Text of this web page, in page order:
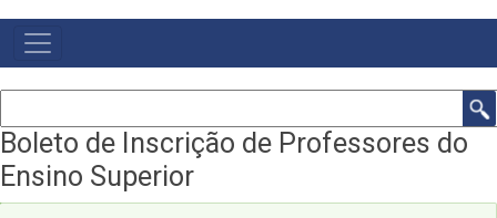
NAVEGAÇÃO
PRINCIPAL
Boleto de Inscrição de Professores do
Ensino Superior